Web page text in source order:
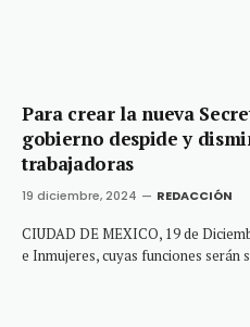
Para crear la nueva
gobierno despide y
trabajadoras
19 diciembre, 2024 REDACCIÓN
CIUDAD DE MEXICO, 19 de
e Inmujeres, cuyas funciones serán